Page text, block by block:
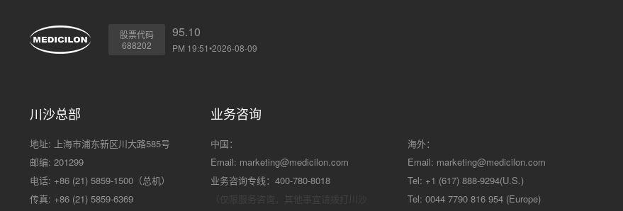
股票代码
688202
95.10
PM 19:51•2026-08-09
川沙总部
地址: 上海市浦东新区川大路585号
邮编: 201299
电话: +86 (21) 5859-1500（总机）
传真: +86 (21) 5859-6369
业务咨询
中国：
Email: marketing@medicilon.com
业务咨询专线：400-780-8018
海外：
Email: marketing@medicilon.com
Tel: +1 (617) 888-9294(U.S.)
Tel: 0044 7790 816 954 (Europe)